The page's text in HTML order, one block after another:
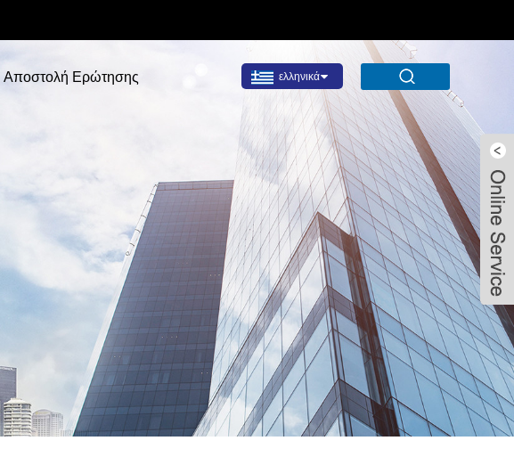
ελληνικά
Αποστολή Ερώτησης